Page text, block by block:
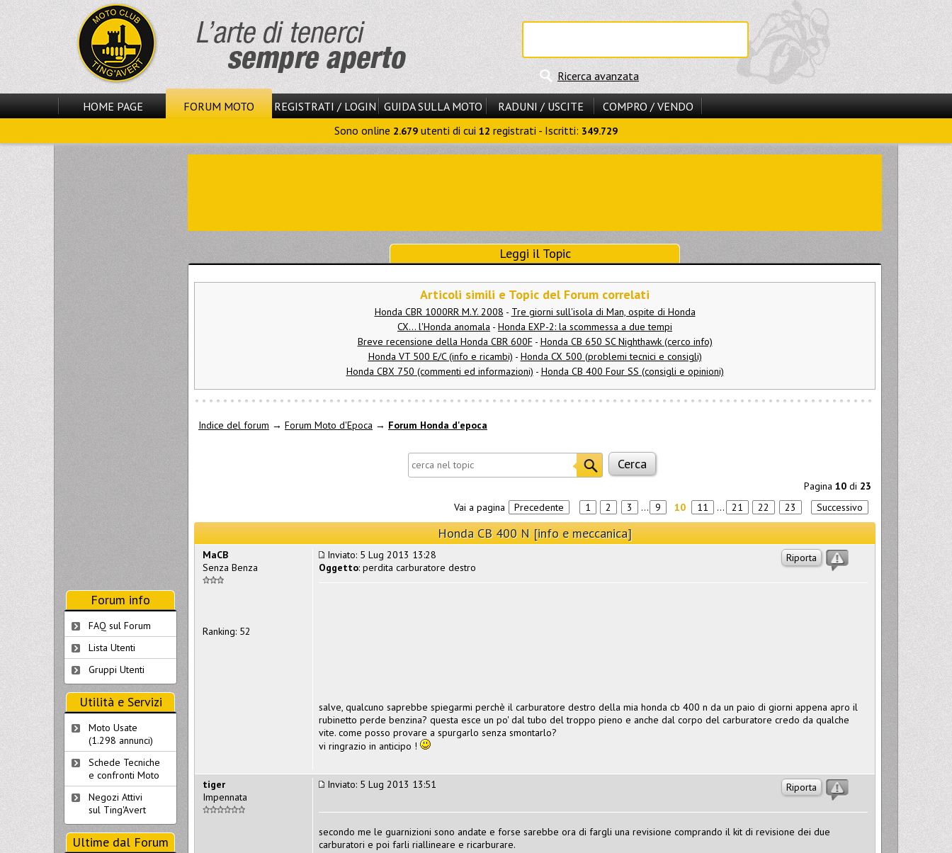
Ricerca avanzata
HOME PAGE FORUM MOTO REGISTRATI / LOGIN GUIDA SULLA MOTO RADUNI / USCITE
COMPRO / VENDO
Sono online 2.679 utenti di cui 12 registrati - Iscritti: 349.729
Leggi il Topic
Articoli simili e Topic del Forum correlati
Honda CBR 1000RR M.Y. 2008 - Tre giorni sull'isola di Man, ospite di Honda
CX... l'Honda anomala - Honda EXP-2: la scommessa a due tempi
Breve recensione della Honda CBR 600F- Honda CB 650 SC Nighthawk (cerco info)
Honda VT 500 E/C (info e ricambi) - Honda CX 500 (problemi tecnici e consigli)
Honda CBX 750 (commenti ed informazioni) - Honda CB 400 Four SS (consigli e opinioni)
Indice del forum → Forum Moto d'Epoca → Forum Honda d'epoca
Pagina 10 di 23
Vai a pagina
Precedente 1 2 3 ... 9 10 11 ... 21 22 23 Successivo
Honda CB 400 N [info e meccanica]
Riporta
Inviato: 5 Lug 2013 13:28
Oggetto: perdita carburatore destro
salve, qualcuno saprebbe spiegarmi perchè il carburatore destro della mia honda cb 400 n da un paio di giorni appena apro il
rubinetto perde benzina? questa esce un po' dal tubo del troppo pieno e anche dal corpo del carburatore credo da qualche
vite. come posso provare a spurgarlo senza smontarlo?
vi ringrazio in anticipo !
MaCB
Senza Benza
Ranking: 52
Riporta
Inviato: 5 Lug 2013 13:51
secondo me le guarnizioni sono andate e forse sarebbe ora di fargli una revisione comprando il kit di revisione dei due
carburatori e poi farli riallineare e ricarburare.
tiger
Impennata
Forum info
FAQ sul Forum
Lista Utenti
Gruppi Utenti
Utilità e Servizi
Moto Usate
(1.298 annunci)
Schede Tecniche
e confronti Moto
Negozi Attivi
sul Ting'Avert
Ultime dal Forum